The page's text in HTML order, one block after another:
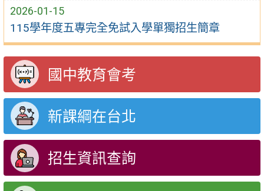
2026-01-15
115學年度五專完全免試入學單獨招生簡章
國中教育會考
新課綱在台北
招生資訊查詢